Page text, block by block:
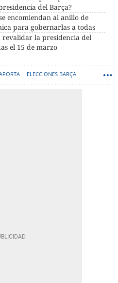
del Barça?
encomiendan al anillo de
para gobernarlas a todas
la presidencia del
el 15 de marzo
ELECCIONES BARÇA